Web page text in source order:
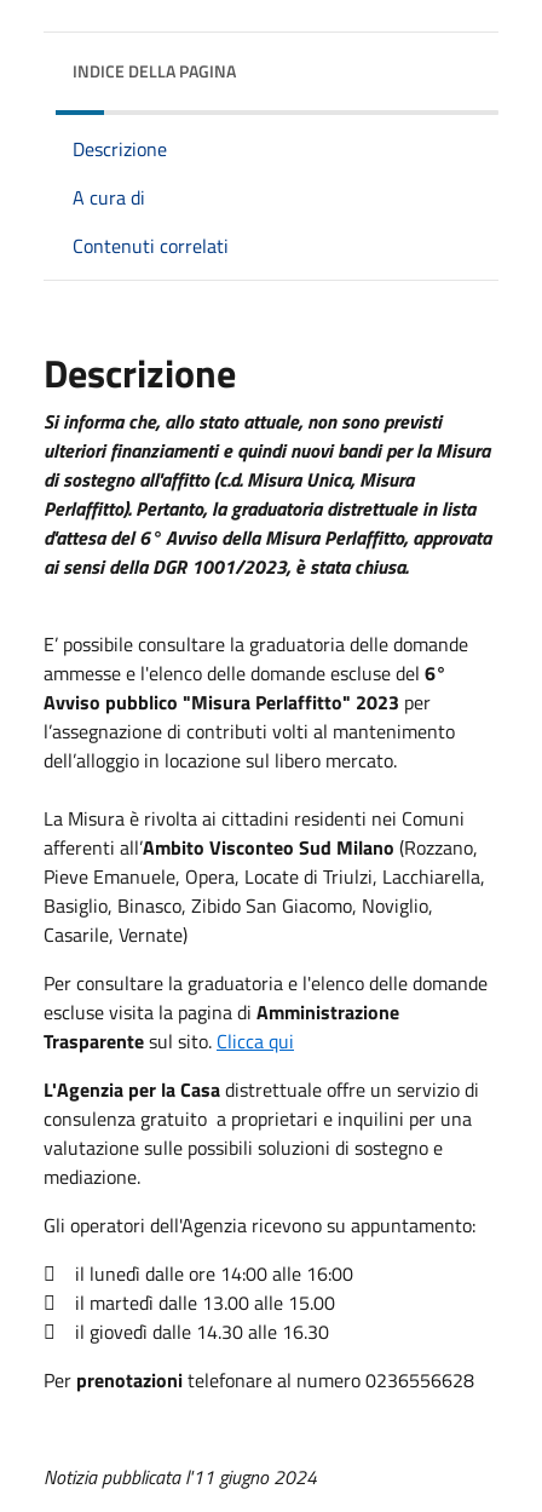
INDICE DELLA PAGINA
Descrizione
A cura di
Contenuti correlati
Descrizione
Si informa che, allo stato attuale, non sono previsti
ulteriori finanziamenti e quindi nuovi bandi per la Misura
di sostegno all'affitto (c.d. Misura Unica, Misura
Perlaffitto). Pertanto, la graduatoria distrettuale in lista
d'attesa del 6° Avviso della Misura Perlaffitto, approvata
ai sensi della DGR 1001/2023, è stata chiusa.
E’ possibile consultare la graduatoria delle domande
ammesse e l'elenco delle domande escluse del 6°
Avviso pubblico "Misura Perlaffitto" 2023 per
l’assegnazione di contributi volti al mantenimento
dell’alloggio in locazione sul libero mercato.
La Misura è rivolta ai cittadini residenti nei Comuni
afferenti all’Ambito Visconteo Sud Milano (Rozzano,
Pieve Emanuele, Opera, Locate di Triulzi, Lacchiarella,
Basiglio, Binasco, Zibido San Giacomo, Noviglio,
Casarile, Vernate)
Per consultare la graduatoria e l'elenco delle domande
escluse visita la pagina di Amministrazione
Trasparentesul sito. Clicca qui
L'Agenzia per la Casadistrettuale offre un servizio di
consulenza gratuito a proprietari e inquilini per una
valutazione sulle possibili soluzioni di sostegno e
mediazione.
Gli operatori dell'Agenzia ricevono su appuntamento:
 il lunedì dalle ore 14:00 alle 16:00
 il martedì dalle 13.00 alle 15.00
 il giovedì dalle 14.30 alle 16.30
Per prenotazionitelefonare al numero 0236556628
Notizia pubblicata l'11 giugno 2024